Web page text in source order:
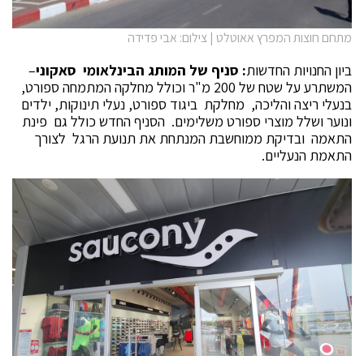
מתחם חוצות המפרץ אאוטלט | צילום: אבי פדידה
ביון החנויות החדשות: סניף של המותג הבינלאומי סאקוני–
המשתרע על שטח של 200 מ"ר וכולל מחלקה המתמחה ספורט,
בנעלי ריצה והליכה, מחלקת ביגוד ספורט, נעלי תינוקות, ילדים
ונוער ושלל מוצרי ספורט משלימים. הסניף החדש כולל גם פינת
התאמה ובדיקת ממוחשבת המנתחת את תנועת הרגל לצורך
התאמת הנעליים.